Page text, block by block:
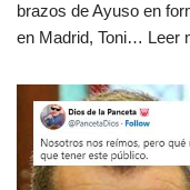
brazos de Ayuso en
en Madrid, Toni… Leer